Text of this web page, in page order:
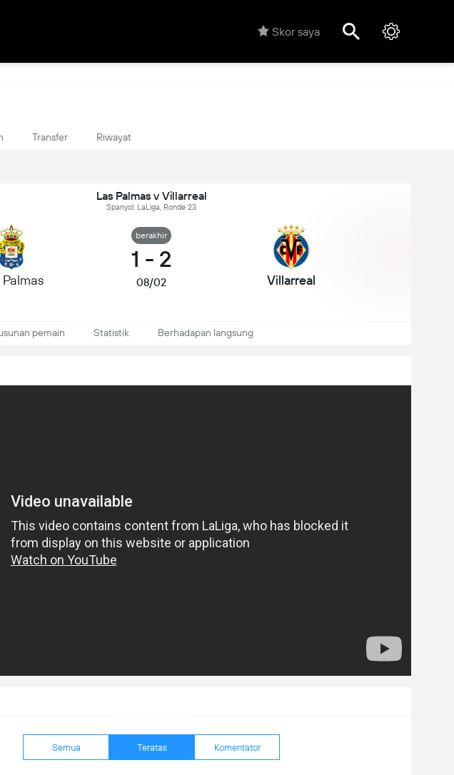
Skor saya
Transfer Riwayat
Las Palmas v Villarreal
Spanyol, LaLiga, Ronde 23
Palmas
berakhir
1 - 2
08/02 Villarreal
pemain Statistik Berhadapan langsung
Semua Teratas Komentator